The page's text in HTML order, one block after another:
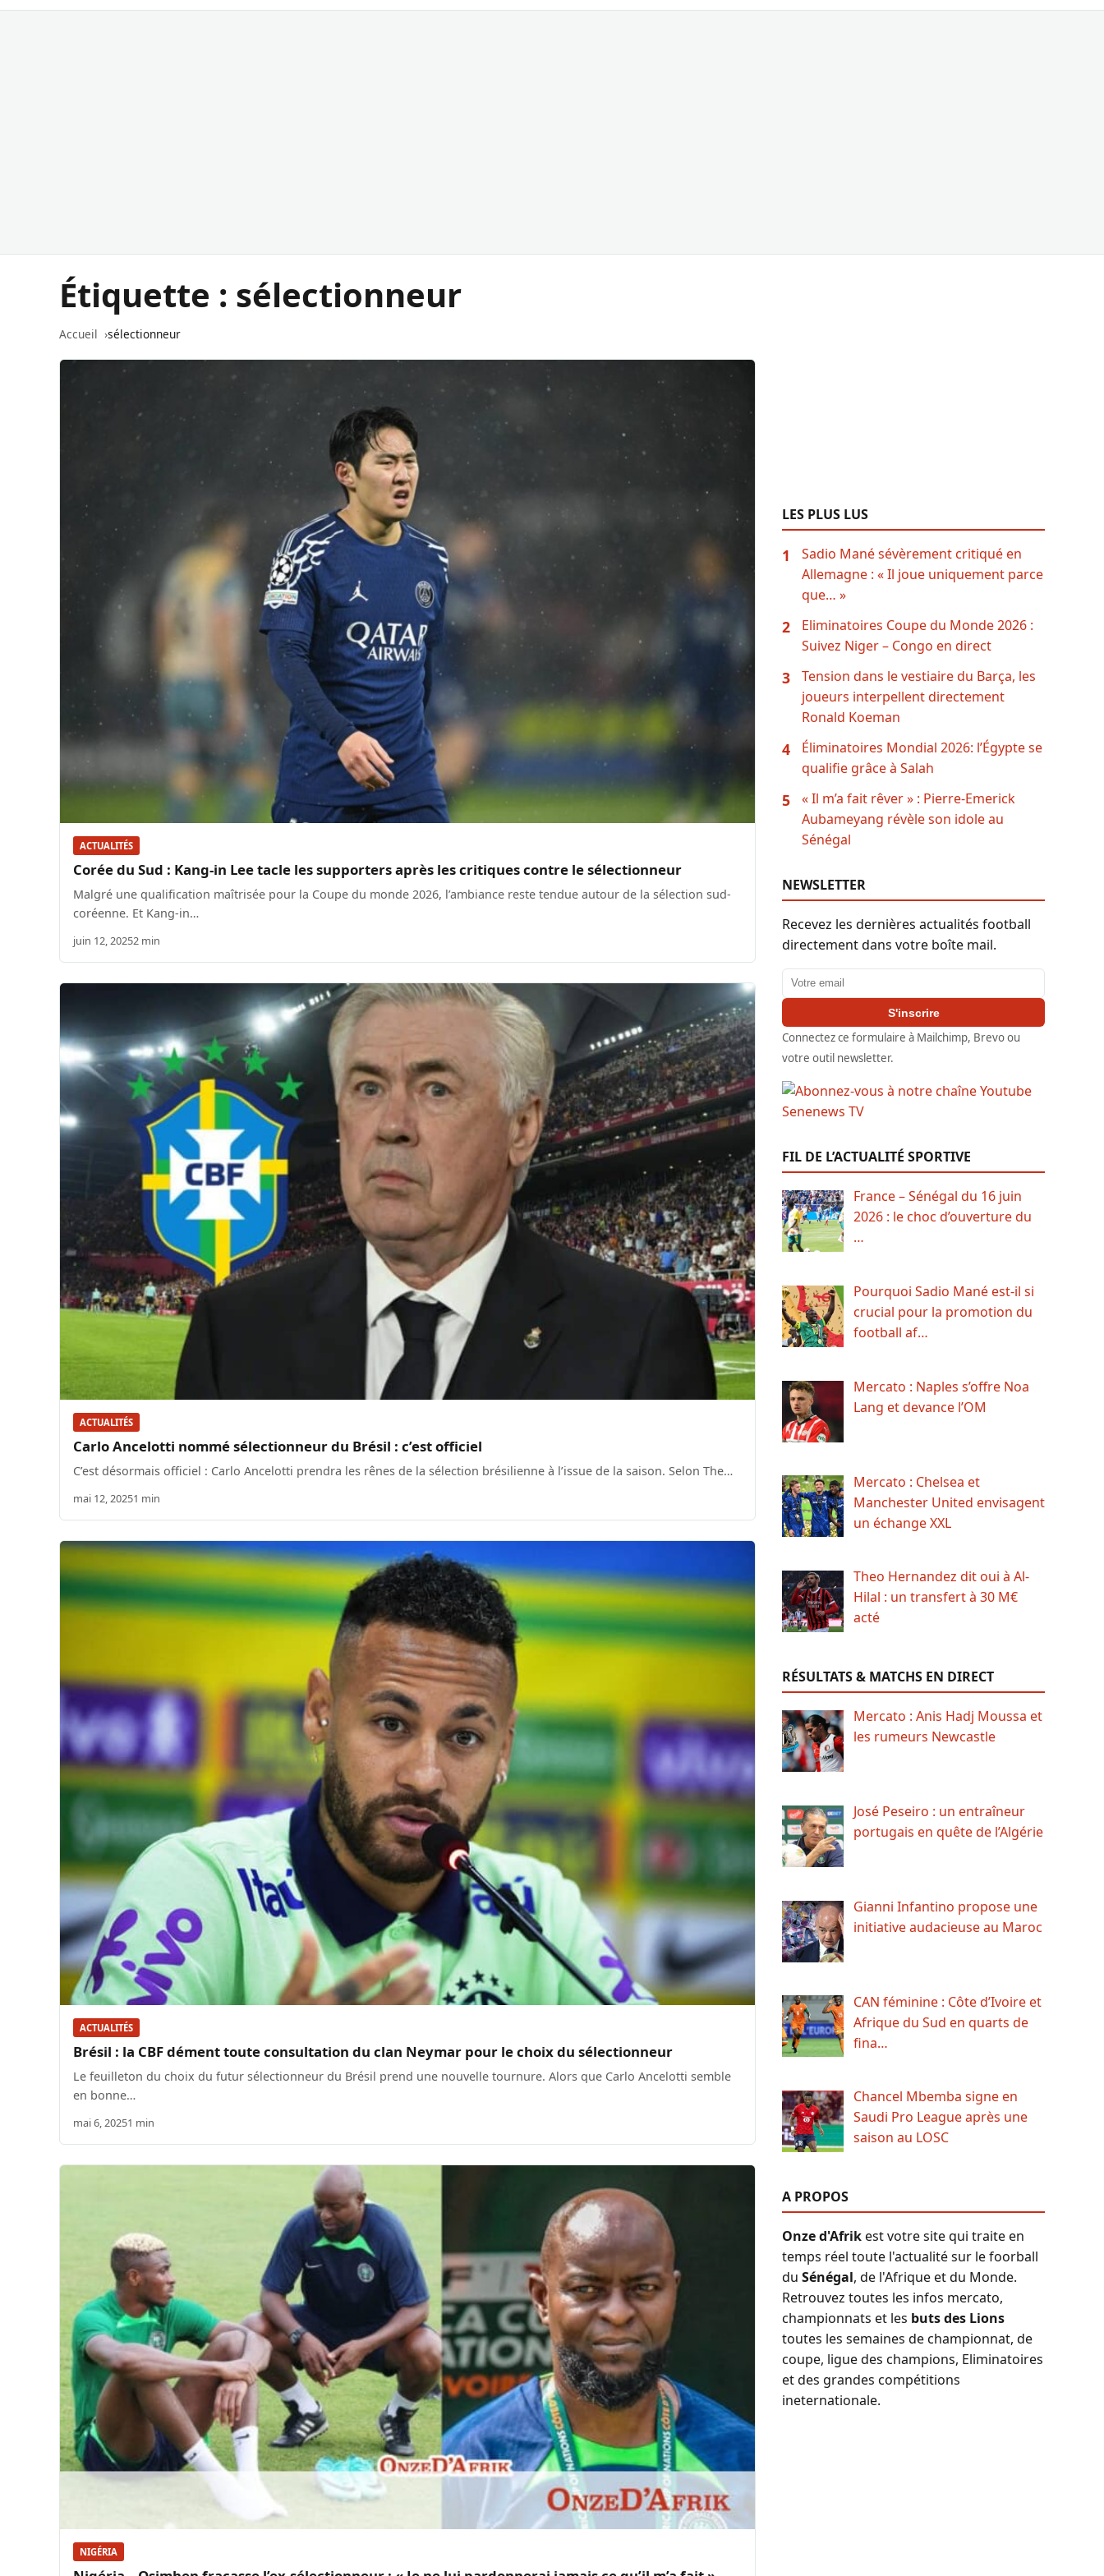
Étiquette : sélectionneur
Accueil sélectionneur
ACTUALITÉS
Corée du Sud : Kang-in Lee tacle les supporters après les critiques contre le sélectionneur
Malgré une qualification maîtrisée pour la Coupe du monde 2026, l’ambiance reste tendue autour de la sélection sud-
coréenne. Et Kang-in…
juin 12, 20252 min
ACTUALITÉS
Carlo Ancelotti nommé sélectionneur du Brésil : c’est officiel
C’est désormais officiel : Carlo Ancelotti prendra les rênes de la sélection brésilienne à l’issue de la saison. Selon The…
mai 12, 20251 min
ACTUALITÉS
Brésil : la CBF dément toute consultation du clan Neymar pour le choix du sélectionneur
Le feuilleton du choix du futur sélectionneur du Brésil prend une nouvelle tournure. Alors que Carlo Ancelotti semble
en bonne…
mai 6, 20251 min
NIGÉRIA
LES PLUS LUS
1
Sadio Mané sévèrement critiqué en
Allemagne : « Il joue uniquement parce
que… »
2
Eliminatoires Coupe du Monde 2026 :
Suivez Niger – Congo en direct
3
Tension dans le vestiaire du Barça, les
joueurs interpellent directement
Ronald Koeman
4
Éliminatoires Mondial 2026: l’Égypte se
qualifie grâce à Salah
5
« Il m’a fait rêver » : Pierre-Emerick
Aubameyang révèle son idole au
Sénégal
NEWSLETTER
Recevez les dernières actualités football
directement dans votre boîte mail.
Adresse email
S'inscrire
Connectez ce formulaire à Mailchimp, Brevo ou
votre outil newsletter.
FIL DE L’ACTUALITÉ SPORTIVE
France – Sénégal du 16 juin
2026 : le choc d’ouverture du
…
Pourquoi Sadio Mané est-il si
crucial pour la promotion du
football af…
Mercato : Naples s’offre Noa
Lang et devance l’OM
Mercato : Chelsea et
Manchester United envisagent
un échange XXL
Theo Hernandez dit oui à Al-
Hilal : un transfert à 30 M€
acté
RÉSULTATS & MATCHS EN DIRECT
Mercato : Anis Hadj Moussa et
les rumeurs Newcastle
José Peseiro : un entraîneur
portugais en quête de l’Algérie
Gianni Infantino propose une
initiative audacieuse au Maroc
CAN féminine : Côte d’Ivoire et
Afrique du Sud en quarts de
fina…
Chancel Mbemba signe en
Saudi Pro League après une
saison au LOSC
A PROPOS
Onze d'Afrikest votre site qui traite en
temps réel toute l'actualité sur le foorball
du Sénégal, de l'Afrique et du Monde.
Retrouvez toutes les infos mercato,
championnats et les buts des Lions
toutes les semaines de championnat, de
coupe, ligue des champions, Eliminatoires
et des grandes compétitions
ineternationale.